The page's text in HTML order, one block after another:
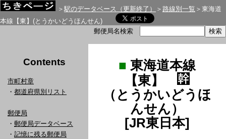
＞ 駅のデータベース（更新終了） ＞ 路線別一覧 ＞東海道
本線【東】(とうかいどうほんせん)
郵便局名検索
Contents
市町村章
・ 都道府県別リスト
郵便局
・ 郵便局データベース
・ 記憶に残る郵便局
■ 東海道本線
【東】
（とうかいどうほ
んせん）
[JR東日本]